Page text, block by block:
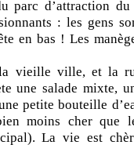
parc d’attraction
: les gens
en bas ! Les
la vieille ville, et la
une salade mixte,
petite bouteille
moins cher que
La vie est